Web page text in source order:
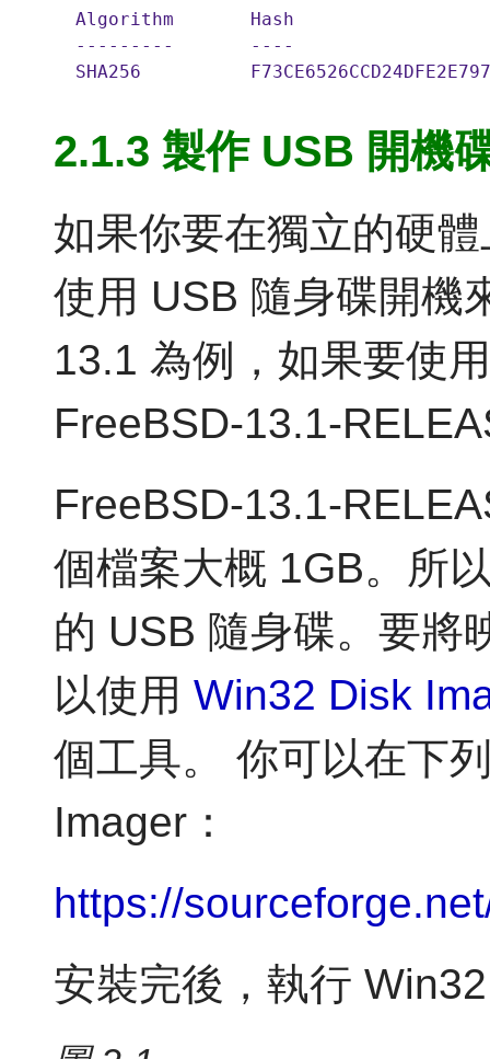
Algorithm       Hash
---------       ----
SHA256
2.1.3 製作 USB 開機
如果你要在獨立的硬
使用 USB 隨身碟開機
13.1 為例，如果要使
FreeBSD-13.1-
FreeBSD-13.1-
個檔案大概 1GB。所
的 USB 隨身碟。要將
以使用 Win32 Disk
個工具。 你可以在下
Imager：
https://
安裝完後，執行